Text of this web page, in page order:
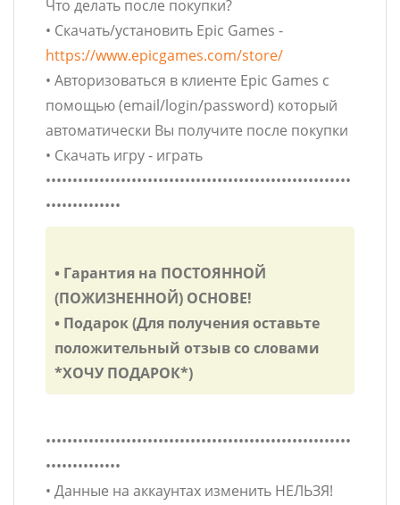
Что делать после покупки?
• Скачать/установить Epic Games -
https://www.epicgames.com/store/
• Авторизоваться в клиенте Epic Games с
помощью (email/login/password) который
автоматически Вы получите после покупки
• Скачать игру - играть
•••••••••••••••••••••••••••••••••••••••••••••••••••••••••
••••••••••••••
• Гарантия на ПОСТОЯННОЙ
(ПОЖИЗНЕННОЙ) ОСНОВЕ!
• Подарок (Для получения оставьте
положительный отзыв со словами
*ХОЧУ ПОДАРОК*)
•••••••••••••••••••••••••••••••••••••••••••••••••••••••••
••••••••••••••
• Данные на аккаунтах изменить НЕЛЬЗЯ!